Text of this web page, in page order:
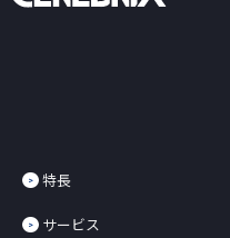
特長
サービス